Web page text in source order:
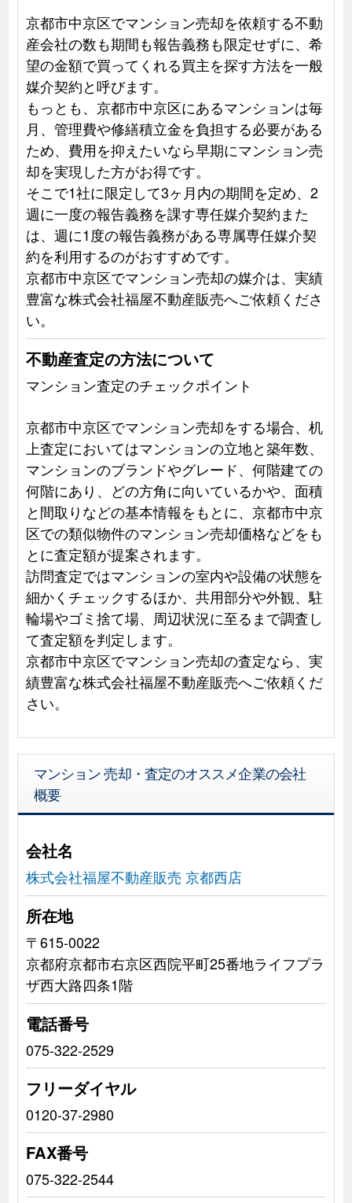
京都市中京区でマンション売却を依頼する不動
産会社の数も期間も報告義務も限定せずに、希
望の金額で買ってくれる買主を探す方法を一般
媒介契約と呼びます。
もっとも、京都市中京区にあるマンションは毎
月、管理費や修繕積立金を負担する必要がある
ため、費用を抑えたいなら早期にマンション売
却を実現した方がお得です。
そこで1社に限定して3ヶ月内の期間を定め、2
週に一度の報告義務を課す専任媒介契約また
は、週に1度の報告義務がある専属専任媒介契
約を利用するのがおすすめです。
京都市中京区でマンション売却の媒介は、実績
豊富な株式会社福屋不動産販売へご依頼くださ
い。
不動産査定の方法について
マンション査定のチェックポイント
京都市中京区でマンション売却をする場合、机
上査定においてはマンションの立地と築年数、
マンションのブランドやグレード、何階建ての
何階にあり、どの方角に向いているかや、面積
と間取りなどの基本情報をもとに、京都市中京
区での類似物件のマンション売却価格などをも
とに査定額が提案されます。
訪問査定ではマンションの室内や設備の状態を
細かくチェックするほか、共用部分や外観、駐
輪場やゴミ捨て場、周辺状況に至るまで調査し
て査定額を判定します。
京都市中京区でマンション売却の査定なら、実
績豊富な株式会社福屋不動産販売へご依頼くだ
さい。
マンション 売却・査定のオススメ企業の会社
概要
会社名
株式会社福屋不動産販売 京都西店
所在地
〒615-0022
京都府京都市右京区西院平町25番地ライフプラ
ザ西大路四条1階
電話番号
075-322-2529
フリーダイヤル
0120-37-2980
FAX番号
075-322-2544